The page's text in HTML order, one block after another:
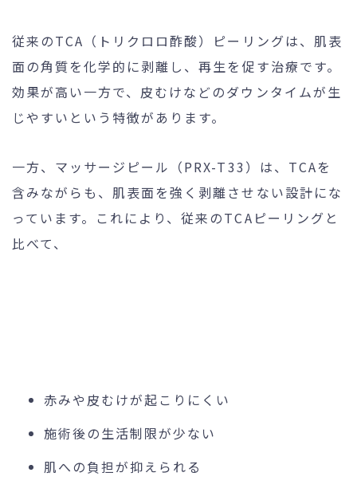
従来のTCA（トリクロロ酢酸）ピーリングは、肌表
面の角質を化学的に剥離し、再生を促す治療です。
効果が高い一方で、皮むけなどのダウンタイムが生
じやすいという特徴があります。
一方、マッサージピール（PRX-T33）は、TCAを
含みながらも、肌表面を強く剥離させない設計にな
っています。これにより、従来のTCAピーリングと
比べて、
赤みや皮むけが起こりにくい
施術後の生活制限が少ない
肌への負担が抑えられる